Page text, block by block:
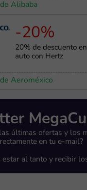
Alibaba
-20%
20% de descuento
auto con Hertz
Aeroméxico
últimas ofertas y los
en tu e-mail?
estar al tanto y recibir